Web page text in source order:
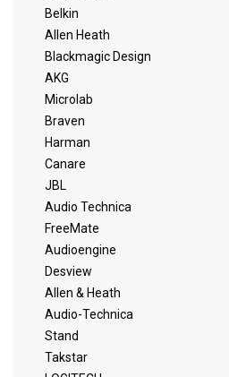
Belkin
Allen Heath
Blackmagic Design
AKG
Microlab
Braven
Harman
Canare
JBL
Audio Technica
FreeMate
Audioengine
Desview
Allen & Heath
Audio-Technica
Stand
Takstar